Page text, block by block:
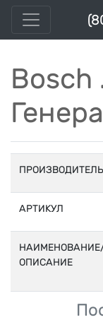
Bosch
ПРОИЗВОДИТЕЛЬ
АРТИКУЛ
ОПИСАНИЕ